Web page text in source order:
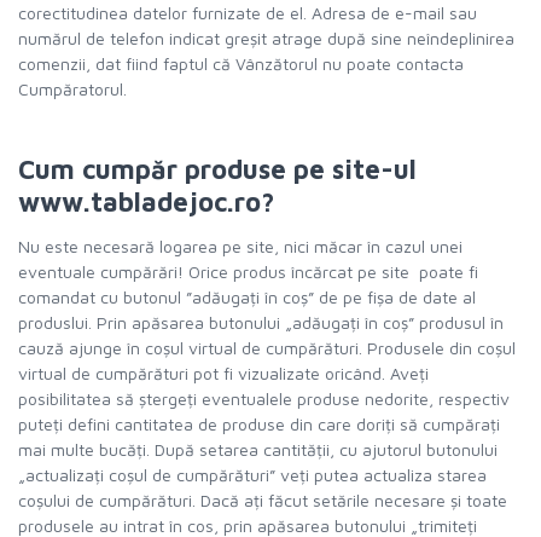
corectitudinea datelor furnizate de el. Adresa de e-mail sau
numărul de telefon indicat greșit atrage după sine neîndeplinirea
comenzii, dat fiind faptul că Vânzătorul nu poate contacta
Cumpăratorul.
Cum cumpăr produse pe site-ul
www.tabladejoc.ro?
Nu este necesară logarea pe site, nici măcar în cazul unei
eventuale cumpărări! Orice produs încărcat pe site poate fi
comandat cu butonul ”adăugați în coș” de pe fișa de date al
produslui. Prin apăsarea butonului „adăugați în coș” produsul în
cauză ajunge în coșul virtual de cumpărături. Produsele din coșul
virtual de cumpărături pot fi vizualizate oricând. Aveți
posibilitatea să ștergeți eventualele produse nedorite, respectiv
puteți defini cantitatea de produse din care doriți să cumpărați
mai multe bucăți. După setarea cantității, cu ajutorul butonului
„actualizați coșul de cumpărături” veți putea actualiza starea
coșului de cumpărături. Dacă ați făcut setările necesare și toate
produsele au intrat în cos, prin apăsarea butonului „trimiteți